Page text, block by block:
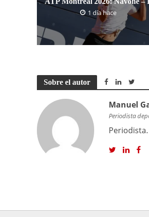
1 día hace
Sobre el autor
Manuel
Periodista